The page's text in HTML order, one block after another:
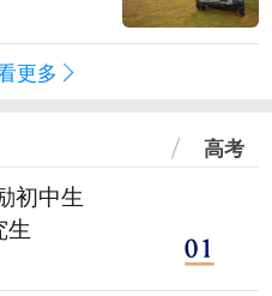
更多
高考
初中生
生